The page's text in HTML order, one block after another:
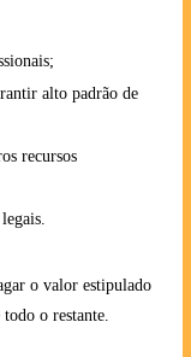
alto padrão de
recursos
o valor estipulado
o restante.